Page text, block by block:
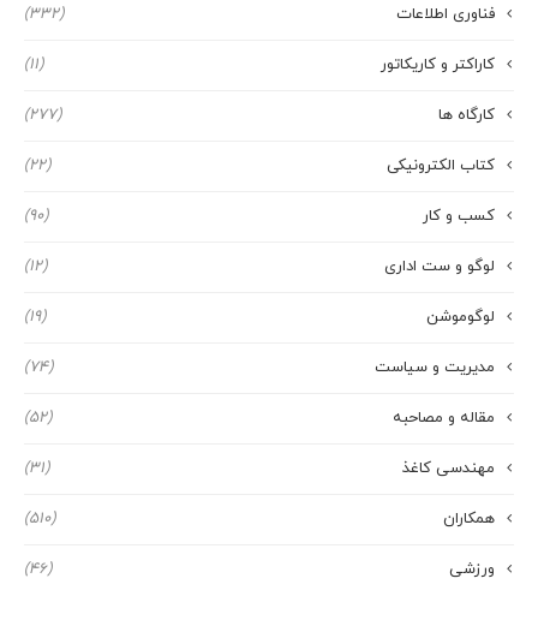
فناوری اطلاعات (332)
کاراکتر و کاریکاتور (11)
کارگاه ها (277)
کتاب الکترونیکی (22)
کسب و کار (90)
لوگو و ست اداری (12)
لوگوموشن (19)
مدیریت و سیاست (74)
مقاله و مصاحبه (52)
مهندسی کاغذ (31)
همکاران (510)
ورزشی (46)